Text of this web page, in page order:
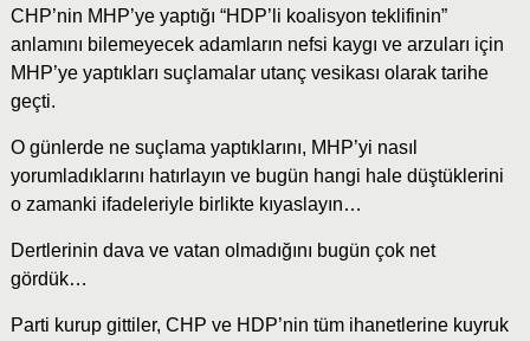
CHP’nin MHP’ye yaptığı “HDP’li koalisyon teklifinin”
anlamını bilemeyecek adamların nefsi kaygı ve arzuları için
MHP’ye yaptıkları suçlamalar utanç vesikası olarak tarihe
geçti.
O günlerde ne suçlama yaptıklarını, MHP’yi nasıl
yorumladıklarını hatırlayın ve bugün hangi hale düştüklerini
o zamanki ifadeleriyle birlikte kıyaslayın…
Dertlerinin dava ve vatan olmadığını bugün çok net
gördük…
Parti kurup gittiler, CHP ve HDP’nin tüm ihanetlerine kuyruk